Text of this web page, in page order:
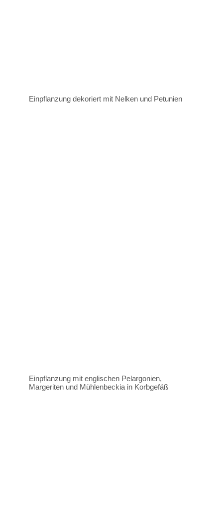
Einpflanzung dekoriert mit Nelken und Petunien
Einpflanzung mit englischen Pelargonien,
Margeriten und Mühlenbeckia in Korbgefäß